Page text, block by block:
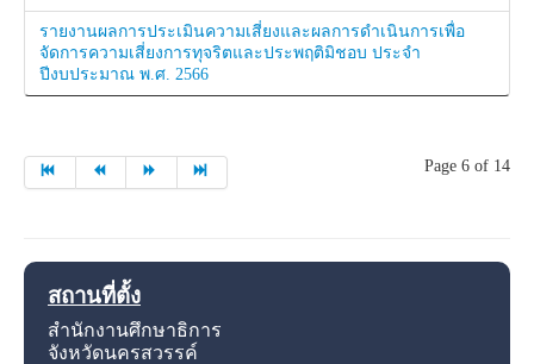
รายงานผลการประเมินความเสี่ยงและผลการดำเนินการเพื่อ
จัดการความเสี่ยงการทุจริตและประพฤติมิชอบ ประจำ
ปีงบประมาณ พ.ศ. 2566
Page 6 of 14
สถานที่ตั้ง
สำนักงานศึกษาธิการ
จังหวัดนครสวรรค์